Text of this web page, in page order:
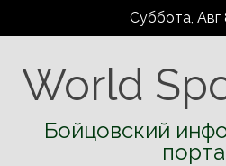
Суббота, Авг
World
Бойцовский